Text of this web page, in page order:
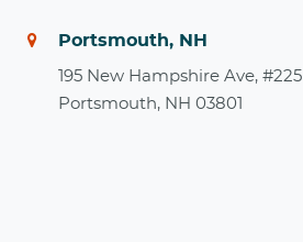
Portsmouth, NH
195 New Hampshire Ave, #225
Portsmouth, NH 03801